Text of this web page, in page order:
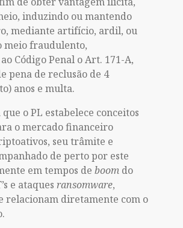
induzindo ou mantendo
mediante artifício, ardil, ou
meio fraudulento,
Código Penal o Art. 171-A,
pena de reclusão de 4
anos e multa.
o PL estabelece conceitos
o mercado financeiro
seu trâmite e
de perto por este
em tempos de boom do
e ataques ransomware,
relacionam diretamente com o